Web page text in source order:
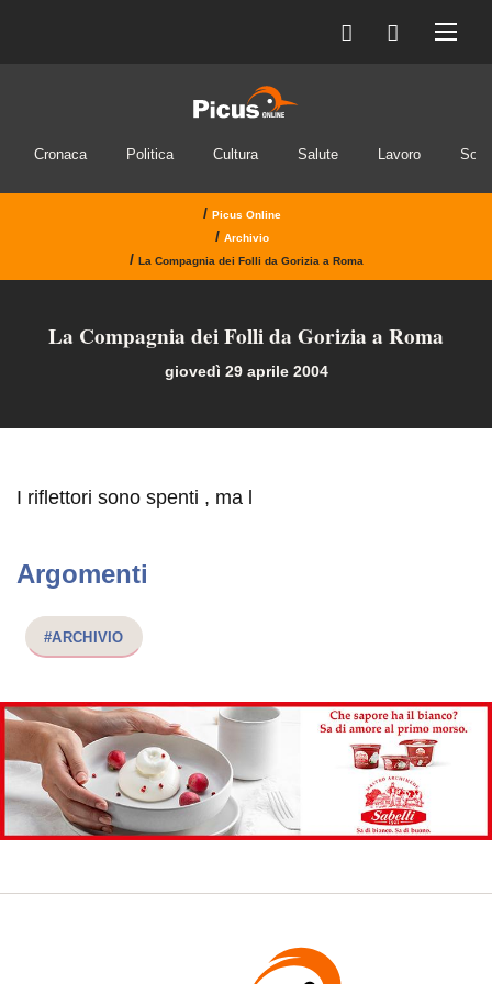
Cronaca Politica Cultura Salute Lavoro
/ Picus Online
/ Archivio
/ La Compagnia dei Folli da Gorizia a Roma
La Compagnia dei Folli da Gorizia a Roma
giovedì 29 aprile 2004
I riflettori sono spenti , ma l
Argomenti
#ARCHIVIO